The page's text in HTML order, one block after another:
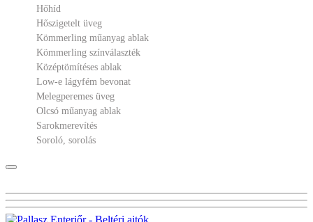
Hőhíd
Hőszigetelt üveg
Kömmerling műanyag ablak
Kömmerling színválaszték
Középtömítéses ablak
Low-e lágyfém bevonat
Melegperemes üveg
Olcsó műanyag ablak
Sarokmerevítés
Soroló, sorolás